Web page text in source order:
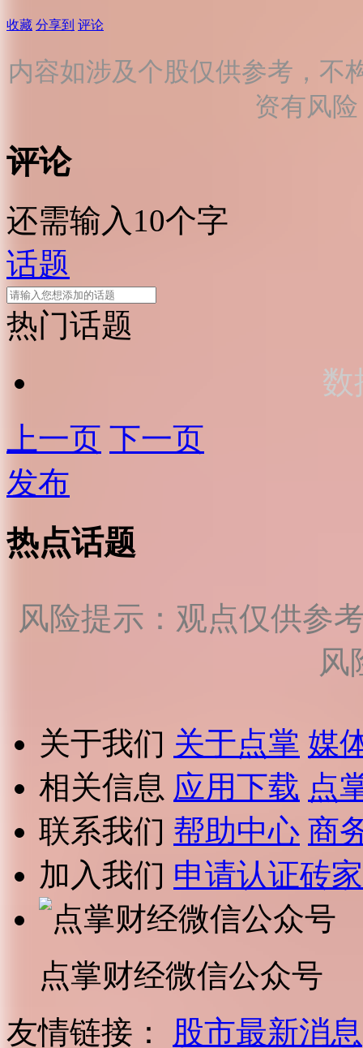
收藏 分享到 评论
内容如涉及个股仅供参考，不
资有风
评论
还需输入10个字
话题
热门话题
数
上一页 下一页
发布
热点话题
风险提示：观点仅供参
风
关于我们 关于点掌 媒
相关信息 应用下载 点
联系我们 帮助中心 商
加入我们 申请认证砖家
点掌财经微信公众号
友情链接：
股市最新消息